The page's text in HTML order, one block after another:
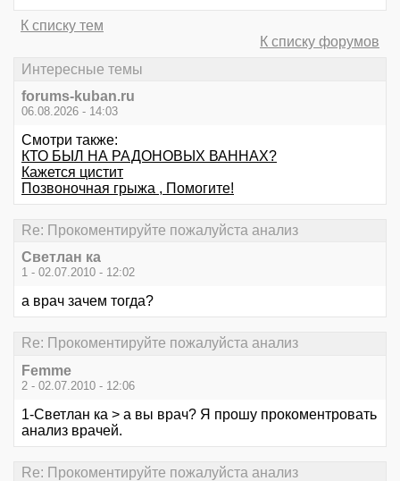
К списку тем
К списку форумов
Интересные темы
forums-kuban.ru
06.08.2026 - 14:03
Смотри также:
КТО БЫЛ НА РАДОНОВЫХ ВАННАХ?
Кажется цистит
Позвоночная грыжа , Помогите!
Re: Прокоментируйте пожалуйста анализ
Светлан ка
1 - 02.07.2010 - 12:02
а врач зачем тогда?
Re: Прокоментируйте пожалуйста анализ
Femme
2 - 02.07.2010 - 12:06
1-Светлан ка > а вы врач? Я прошу прокоментровать
анализ врачей.
Re: Прокоментируйте пожалуйста анализ